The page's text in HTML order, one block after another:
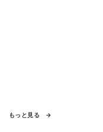
もっと見る